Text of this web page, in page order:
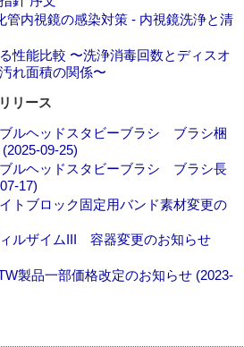
管内視鏡の感染対策 - 内視鏡洗浄と清
性能比較 〜洗浄消毒回数とディスオ
れ面積の関係〜
リース
ブルヘッドスタビーブラシ ブラシ梱
09-25)
ブルヘッドスタビーブラシ ブラシ長
17)
トブロック固定用バンド素材変更の
ィルザイムIII 容器変更のお知らせ
製品一部価格改定のお知らせ (2023-